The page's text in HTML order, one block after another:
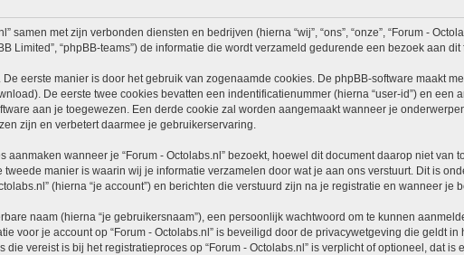
samen met zijn verbonden diensten en bedrijven (hierna “wij”, “ons”, “onze”, “Forum -
Limited”, “phpBB-teams”) de informatie die wordt verzameld gedurende een bezoek aan
eerste manier is door het gebruik van zogenaamde cookies. De phpBB-software maakt
De eerste twee cookies bevatten een indentificatienummer (hierna “user-id”) en een
aan je toegewezen. Een derde cookie zal worden aangemaakt wanneer je
zijn en verbetert daarmee je gebruikerservaring.
wanneer je “Forum - Octolabs.nl” bezoekt, hoewel dit document daarop niet van
manier is waarin wij je informatie verzamelen door wat je aan ons verstuurt. Dit is
(hierna “je account”) en berichten die verstuurd zijn na je registratie en wanneer je
naam (hierna “je gebruikersnaam”), een persoonlijk wachtwoord om te kunnen
voor je account op “Forum - Octolabs.nl” is beveiligd door de privacywetgeving die geldt
vereist is bij het registratieproces op “Forum - Octolabs.nl” is verplicht of optioneel, dat is